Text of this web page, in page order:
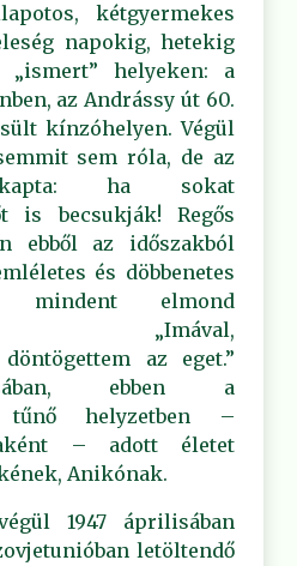
kétgyermekes
napokig, hetekig
helyeken: a
az Andrássy út 60.
kínzóhelyen. Végül
sem róla, de az
ha sokat
is becsukják! Regős
ebből az időszakból
és döbbenetes
mindent elmond
„Imával,
döntögettem az eget.”
ebben a
tűnő helyzetben –
– adott életet
Anikónak.
1947 áprilisában
letöltendő